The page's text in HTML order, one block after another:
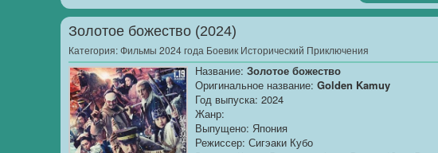
Качество:...
Золотое божество (2024)
Категория:Фильмы 2024 года Боевик Исторический Приключения
Название: Золотое божество
Оригинальное название: Golden Kamuy
Год выпуска: 2024
Жанр:
Выпущено: Япония
Режиссер: Сигэаки Кубо